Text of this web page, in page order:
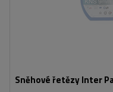
Sněhové řetězy Inter